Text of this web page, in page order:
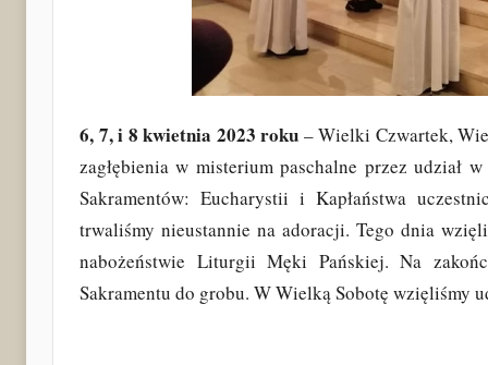
6, 7, i 8 kwietnia 2023 roku – Wielki Czwartek,
zagłębienia w misterium paschalne przez
Sakramentów: Eucharystii i Kapłaństwa
trwaliśmy nieustannie na adoracji. Tego dnia
nabożeństwie Liturgii Męki Pańskiej. Na
Sakramentu do grobu. W Wielką Sobotę